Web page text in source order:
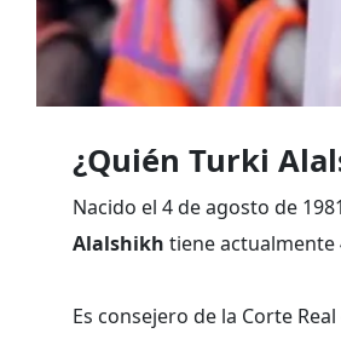
¿Quién Turki
Nacido el 4 de agosto de
Alalshikh tiene actualmente
Es consejero de la Corte